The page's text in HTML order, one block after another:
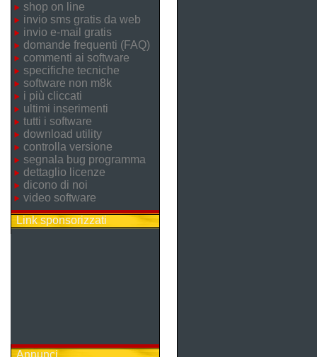
shop on line
invio sms gratis da web
invio e-mail gratis
domande frequenti (FAQ)
commenti ai software
specifiche tecniche
software non m8k
i più cliccati
ultimi inserimenti
tutti i software
download utility
controlla versione
segnala bug programma
dettaglio licenze
dicono di noi
video software
Link sponsorizzati
Annunci